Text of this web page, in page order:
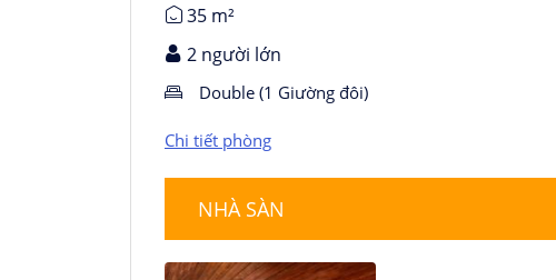
35 m²
2 người lớn
Double (1 Giường đôi)
Chi tiết phòng
NHÀ SÀN